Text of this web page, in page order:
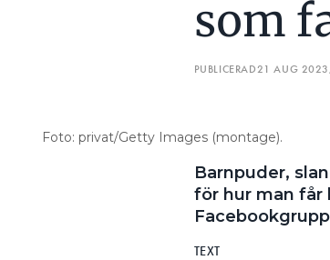
som
PUBLICERAD21 AUG
Foto: privat/Getty Images (montage).
Barnpuder,
för hur man får
TEXT